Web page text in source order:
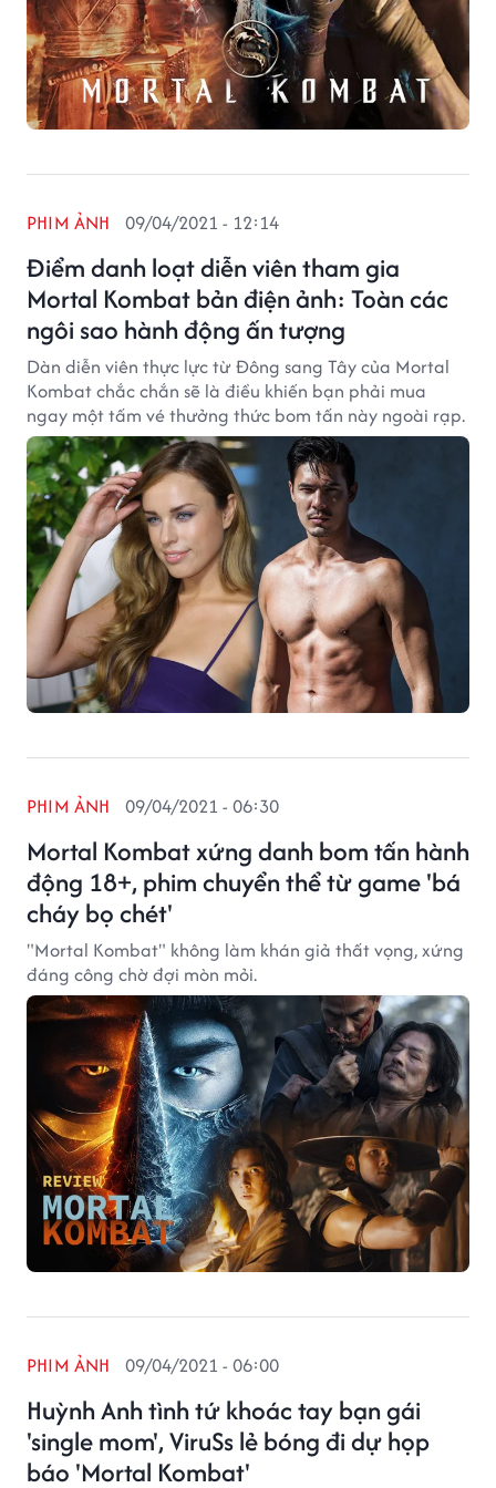
Điểm danh loạt diễn viên tham gia
Mortal Kombat bản điện ảnh: Toàn các
ngôi sao hành động ấn tượng
PHIM ẢNH 09/04/2021 - 12:14
Dàn diễn viên thực lực từ Đông sang Tây của Mortal
Kombat chắc chắn sẽ là điều khiến bạn phải mua
ngay một tấm vé thưởng thức bom tấn này ngoài rạp.
Mortal Kombat xứng danh bom tấn hành
động 18+, phim chuyển thể từ game 'bá
cháy bọ chét'
PHIM ẢNH 09/04/2021 - 06:30
"Mortal Kombat" không làm khán giả thất vọng, xứng
đáng công chờ đợi mòn mỏi.
Huỳnh Anh tình tứ khoác tay bạn gái
'single mom', ViruSs lẻ bóng đi dự họp
báo 'Mortal Kombat'
PHIM ẢNH 09/04/2021 - 06:00